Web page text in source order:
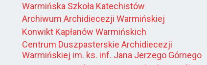
Warmińska Szkoła Katechistów
Archiwum Archidiecezji Warmińskiej
Konwikt Kapłanów Warmińskich
Centrum Duszpasterskie Archidiecezji
Warmińskiej im. ks. inf. Jana Jerzego Górnego